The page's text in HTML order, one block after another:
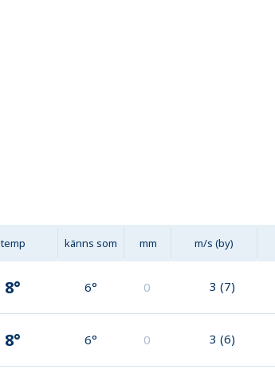
temp känns som mm m/s (by)
8° 6° 0 3 (7)
8° 6° 0 3 (6)